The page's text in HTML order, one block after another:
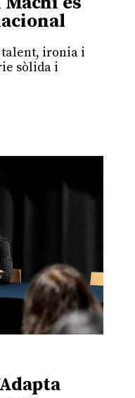
talent, ironia i
sòlida i